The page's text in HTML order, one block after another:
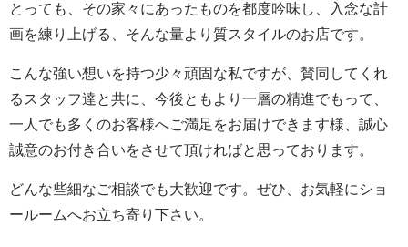
とっても、その家々にあったものを都度吟味し、入念な計
画を練り上げる、そんな量より質スタイルのお店です。
こんな強い想いを持つ少々頑固な私ですが、賛同してくれ
るスタッフ達と共に、今後ともより一層の精進でもって、
一人でも多くのお客様へご満足をお届けできます様、誠心
誠意のお付き合いをさせて頂ければと思っております。
どんな些細なご相談でも大歓迎です。ぜひ、お気軽にショ
ールームへお立ち寄り下さい。